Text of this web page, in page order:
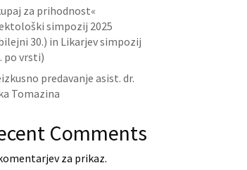
za prihodnost«
simpozij 2025
30.) in Likarjev simpozij
po vrsti)
predavanje asist. dr.
Tomazina
Comments
za prikaz.